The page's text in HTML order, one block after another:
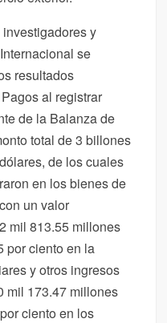
y
se
resultados
al registrar
de la Balanza de
total de 3 billones
de los cuales
en los bienes de
un valor
mil 813.55 millones
por ciento en la
y otros ingresos
mil 173.47 millones
ciento en los